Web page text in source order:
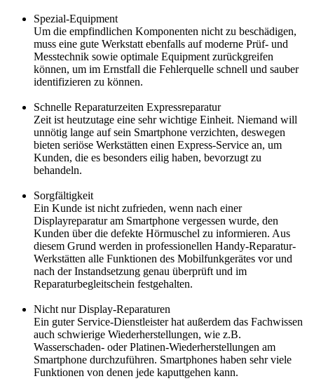
Spezial-Equipment
Um die empfindlichen Komponenten nicht zu beschädigen,
muss eine gute Werkstatt ebenfalls auf moderne Prüf- und
Messtechnik sowie optimale Equipment zurückgreifen
können, um im Ernstfall die Fehlerquelle schnell und sauber
identifizieren zu können.
Schnelle Reparaturzeiten Expressreparatur
Zeit ist heutzutage eine sehr wichtige Einheit. Niemand will
unnötig lange auf sein Smartphone verzichten, deswegen
bieten seriöse Werkstätten einen Express-Service an, um
Kunden, die es besonders eilig haben, bevorzugt zu
behandeln.
Sorgfältigkeit
Ein Kunde ist nicht zufrieden, wenn nach einer
Displayreparatur am Smartphone vergessen wurde, den
Kunden über die defekte Hörmuschel zu informieren. Aus
diesem Grund werden in professionellen Handy-Reparatur-
Werkstätten alle Funktionen des Mobilfunkgerätes vor und
nach der Instandsetzung genau überprüft und im
Reparaturbegleitschein festgehalten.
Nicht nur Display-Reparaturen
Ein guter Service-Dienstleister hat außerdem das Fachwissen
auch schwierige Wiederherstellungen, wie z.B.
Wasserschaden- oder Platinen-Wiederherstellungen am
Smartphone durchzuführen. Smartphones haben sehr viele
Funktionen von denen jede kaputtgehen kann.